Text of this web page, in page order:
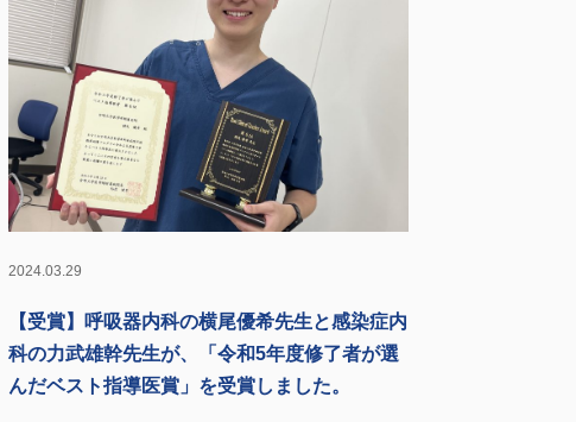
2024.03.29
【受賞】呼吸器内科の横尾優希先生と感染症内
科の力武雄幹先生が、「令和5年度修了者が選
んだベスト指導医賞」を受賞しました。